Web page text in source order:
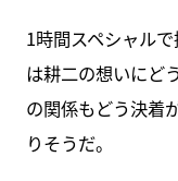
1時間スペシャル
は耕二の想いにど
の関係もどう決着
りそうだ。